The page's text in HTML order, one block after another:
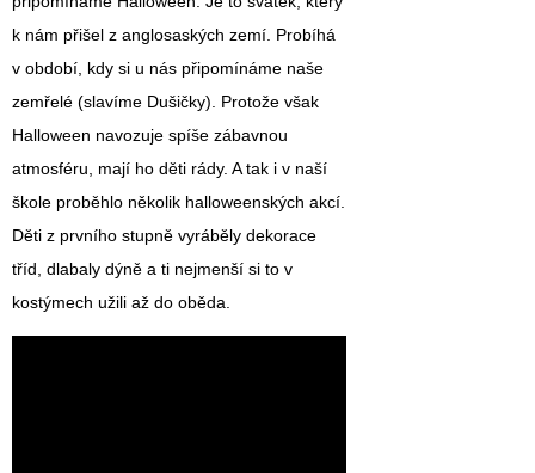
k nám přišel z anglosaských zemí. Probíhá
v období, kdy si u nás připomínáme naše
zemřelé (slavíme Dušičky). Protože však
Halloween navozuje spíše zábavnou
atmosféru, mají ho děti rády. A tak i v naší
škole proběhlo několik halloweenských akcí.
Děti z prvního stupně vyráběly dekorace
tříd, dlabaly dýně a ti nejmenší si to v
kostýmech užili až do oběda.